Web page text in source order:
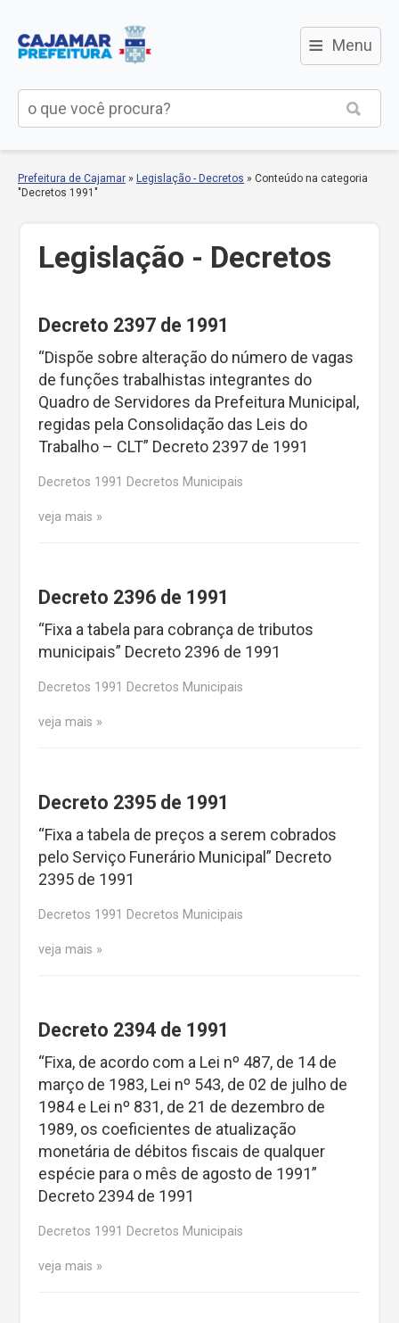
≡ Menu
Prefeitura de Cajamar » Legislação - Decretos » Conteúdo na categoria
"Decretos 1991"
Legislação - Decretos
Decreto 2397 de 1991
“Dispõe sobre alteração do número de vagas
de funções trabalhistas integrantes do
Quadro de Servidores da Prefeitura Municipal,
regidas pela Consolidação das Leis do
Trabalho – CLT” Decreto 2397 de 1991
Decretos 1991 Decretos Municipais
veja mais
Decreto 2396 de 1991
“Fixa a tabela para cobrança de tributos
municipais” Decreto 2396 de 1991
Decretos 1991 Decretos Municipais
veja mais
Decreto 2395 de 1991
“Fixa a tabela de preços a serem cobrados
pelo Serviço Funerário Municipal” Decreto
2395 de 1991
Decretos 1991 Decretos Municipais
veja mais
Decreto 2394 de 1991
“Fixa, de acordo com a Lei nº 487, de 14 de
março de 1983, Lei nº 543, de 02 de julho de
1984 e Lei nº 831, de 21 de dezembro de
1989, os coeficientes de atualização
monetária de débitos fiscais de qualquer
espécie para o mês de agosto de 1991”
Decreto 2394 de 1991
Decretos 1991 Decretos Municipais
veja mais